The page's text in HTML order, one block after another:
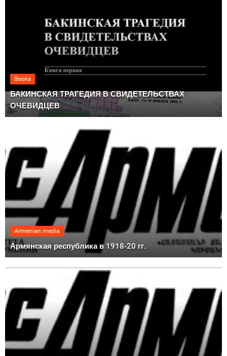
Books
БАКИНСКАЯ ТРАГЕДИЯ В СВИДЕТЕЛЬСТВАХ
ОЧЕВИДЦЕВ
Armenian media
Армянская республика в 1918-20 гг.